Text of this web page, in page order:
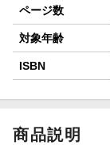
ページ数
対象年齢
ISBN
商品説明